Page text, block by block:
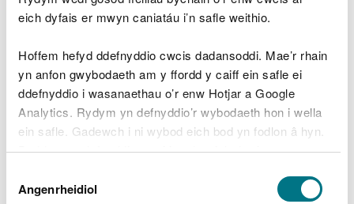
eich dyfais er mwyn caniatáu i’n safle weithio.
Hoffem hefyd ddefnyddio cwcis dadansoddi. Mae’r rhain
yn anfon gwybodaeth am y ffordd y caiff ein safle ei
ddefnyddio i wasanaethau o’r enw Hotjar a Google
Analytics. Rydym yn defnyddio’r wybodaeth hon i wella
ein safle. Gadewch i ni wybod eich bod yn fodlon â hyn.
Byddwn yn defnyddio cwci i gadw eich dewis.
Gellirdarllen mwy am ein cwcis cyn i chi ddewis.
Caniatâd
Angenrheidiol
llygredd yn cael ei leihau hyd yr eithaf, oll erbyn
Esboniodd Sarah Jennings, Cyfarwyddwr
Gweithredol Cyfathrebu, Cwsmeriaid a Masnachol,
CNC:
“Mae ein strategaeth ddrafft ar gyfer
cenhadaeth ar gyfer natur a phobl yn
ffynnu gyda’n gilydd. Ein nod yw cyfrannu